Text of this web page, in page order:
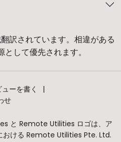
訳されています。相違がある
して優先されます。
ューを書く
せ
と Remote Utilities ロゴは、ア
おける Remote Utilities Pte. Ltd.